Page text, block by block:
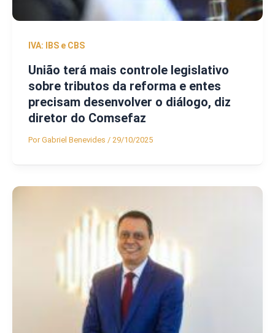
IVA: IBS e CBS
União terá mais controle legislativo
sobre tributos da reforma e entes
precisam desenvolver o diálogo, diz
diretor do Comsefaz
PorGabriel Benevides / 29/10/2025